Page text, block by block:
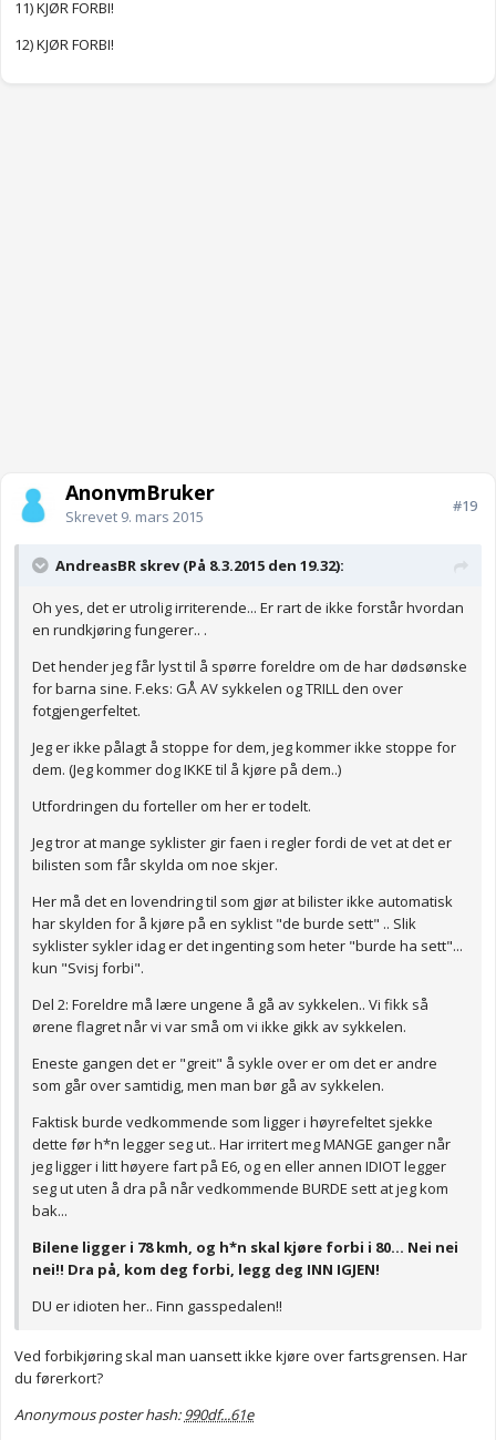
11) KJØR FORBI!
12) KJØR FORBI!
AnonymBruker
Skrevet 9. mars 2015
#19
AndreasBR skrev (På 8.3.2015 den 19.32):
Oh yes, det er utrolig irriterende... Er rart de ikke forstår hvordan
en rundkjøring fungerer.. .
Det hender jeg får lyst til å spørre foreldre om de har dødsønske
for barna sine. F.eks: GÅ AV sykkelen og TRILL den over
fotgjengerfeltet.
Jeg er ikke pålagt å stoppe for dem, jeg kommer ikke stoppe for
dem. (Jeg kommer dog IKKE til å kjøre på dem..)
Utfordringen du forteller om her er todelt.
Jeg tror at mange syklister gir faen i regler fordi de vet at det er
bilisten som får skylda om noe skjer.
Her må det en lovendring til som gjør at bilister ikke automatisk
har skylden for å kjøre på en syklist "de burde sett" .. Slik
syklister sykler idag er det ingenting som heter "burde ha sett"...
kun "Svisj forbi".
Del 2: Foreldre må lære ungene å gå av sykkelen.. Vi fikk så
ørene flagret når vi var små om vi ikke gikk av sykkelen.
Eneste gangen det er "greit" å sykle over er om det er andre
som går over samtidig, men man bør gå av sykkelen.
Faktisk burde vedkommende som ligger i høyrefeltet sjekke
dette før h*n legger seg ut.. Har irritert meg MANGE ganger når
jeg ligger i litt høyere fart på E6, og en eller annen IDIOT legger
seg ut uten å dra på når vedkommende BURDE sett at jeg kom
bak...
Bilene ligger i 78 kmh, og h*n skal kjøre forbi i 80... Nei nei
nei!! Dra på, kom deg forbi, legg deg INN IGJEN!
DU er idioten her.. Finn gasspedalen!!
Ved forbikjøring skal man uansett ikke kjøre over fartsgrensen. Har
du førerkort?
Anonymous poster hash:990df...61e